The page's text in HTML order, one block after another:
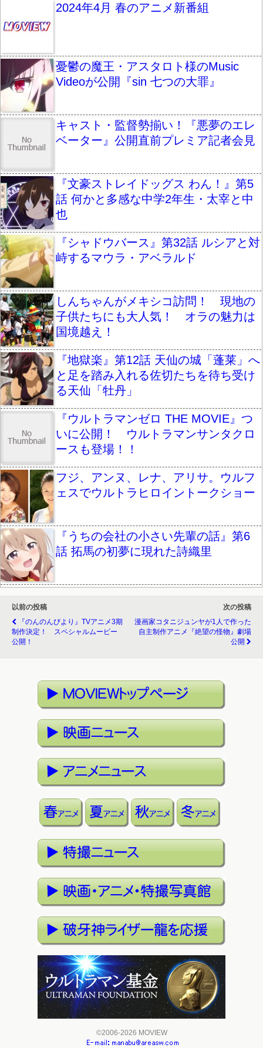
2024年4月 春のアニメ新番組
憂鬱の魔王・アスタロト様のMusic
Videoが公開『sin 七つの大罪』
キャスト・監督勢揃い！『悪夢のエレ
ベーター』公開直前プレミア記者会見
『文豪ストレイドッグス わん！』第5
話 何かと多感な中学2年生・太宰と中
也
『シャドウバース』第32話 ルシアと対
峙するマウラ・アベラルド
しんちゃんがメキシコ訪問！ 現地の
子供たちにも大人気！ オラの魅力は
国境越え！
『地獄楽』第12話 天仙の城「蓬莱」へ
と足を踏み入れる佐切たちを待ち受け
る天仙「牡丹」
『ウルトラマンゼロ THE MOVIE』つ
いに公開！ ウルトラマンサンタクロ
ースも登場！！
フジ、アンヌ、レナ、アリサ。ウルフ
ェスでウルトラヒロイントークショー
『うちの会社の小さい先輩の話』第6
話 拓馬の初夢に現れた詩織里
以前の投稿
『のんのんびより』TVアニメ3期
制作決定！ スペシャルムービー
公開！
次の投稿
漫画家コタニジュンヤが1人で作った
自主制作アニメ『絶望の怪物』劇場
公開
©2006-2026 MOVIEW